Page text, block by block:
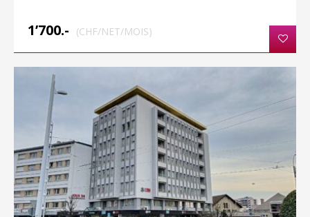
1’700.- (CHF/NET/MOIS)